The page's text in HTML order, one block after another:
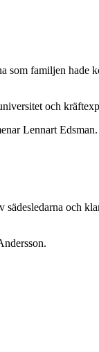
som familj­en hade
och
Lennart Edsman.
och